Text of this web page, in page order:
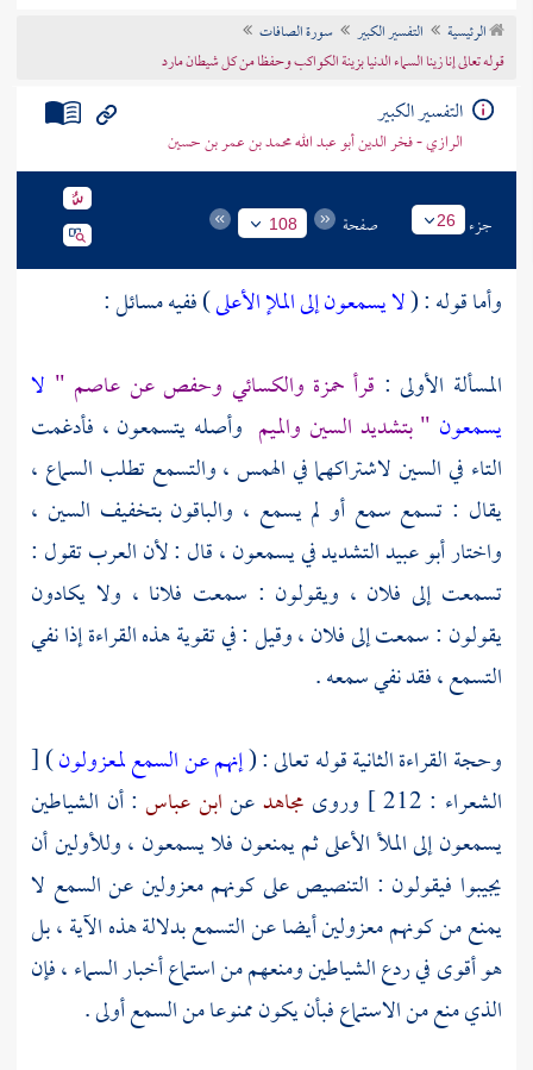
تراجم الأعلام
الرئيسية التفسير الكبير
سورة الصافات
قوله تعالى إنا زينا السماء الدنيا بزينة الكواكب وحفظا من كل شيطان مارد
التفسير الكبير
الرازي - فخر الدين أبو عبد الله محمد بن عمر بن حسين
جزء 26 صفحة 108
وأما قوله : (لا يسمعون إلى الملإ الأعلى) ففيه مسائل :
المسألة الأولى : قرأ حمزة والكسائي وحفصعن عاصم " لا
يسمعون " بتشديد السين والميم وأصله يتسمعون ، فأدغمت
التاء في السين لاشتراكهما في الهمس ، والتسمع تطلب السماع ،
يقال : تسمع سمع أو لم يسمع ، والباقون بتخفيف السين ،
واختارأبو عبيدالتشديد في يسمعون ، قال : لأن العرب تقول :
تسمعت إلى فلان ، ويقولون : سمعت فلانا ، ولا يكادون
يقولون : سمعت إلى فلان ، وقيل : في تقوية هذه القراءة إذا نفي
التسمع ، فقد نفي سمعه .
وحجة القراءة الثانية قوله تعالى : (إنهم عن السمع لمعزولون) [
الشعراء : 212 ] وروى
مجاهدعنابن عباس : أن الشياطين
يسمعون إلى الملأ الأعلى ثم يمنعون فلا يسمعون ، وللأولين أن
يجيبوا فيقولون : التنصيص على كونهم معزولين عن السمع لا
يمنع من كونهم معزولين أيضا عن التسمع بدلالة هذه الآية ، بل
هو أقوى في ردع الشياطين ومنعهم من استماع أخبار السماء ، فإن
الذي منع من الاستماع فبأن يكون ممنوعا من السمع أولى .